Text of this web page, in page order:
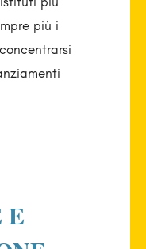
più i
E